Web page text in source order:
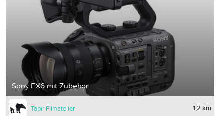
Sony FX6 mit Zubehör
Tapir Filmatelier 1,2 km